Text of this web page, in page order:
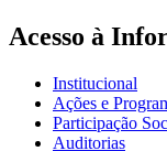
Acesso à
Institucional
Ações e
Participação
Auditorias